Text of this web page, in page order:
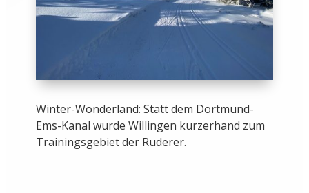
Winter-Wonderland: Statt dem Dortmund-
Ems-Kanal wurde Willingen kurzerhand zum
Trainingsgebiet der Ruderer.